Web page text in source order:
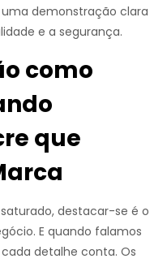
demonstração clara
e a segurança.
como
que
destacar-se é o
E quando falamos
detalhe conta. Os